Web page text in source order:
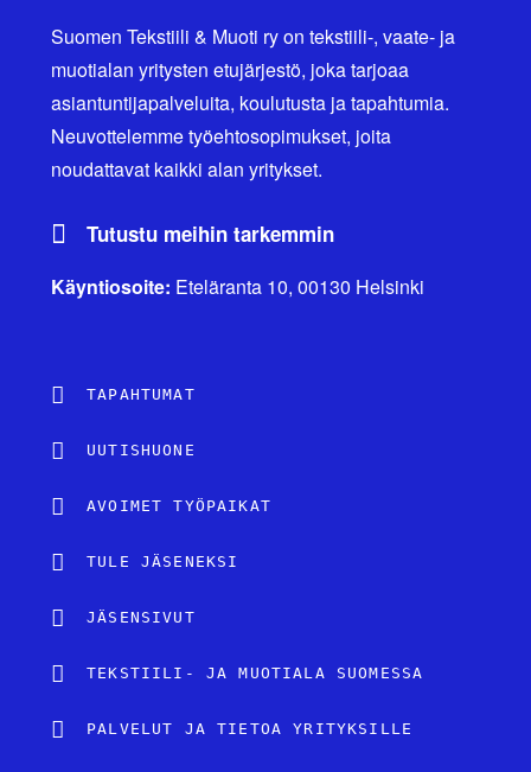
Suomen Tekstiili & Muoti ry on tekstiili-, vaate- ja
muotialan yritysten etujärjestö, joka tarjoaa
asiantuntijapalveluita, koulutusta ja tapahtumia.
Neuvottelemme työehtosopimukset, joita
noudattavat kaikki alan yritykset.
Tutustu meihin tarkemmin
Käyntiosoite: Eteläranta 10, 00130 Helsinki
TAPAHTUMAT
UUTISHUONE
AVOIMET TYÖPAIKAT
TULE JÄSENEKSI
JÄSENSIVUT
TEKSTIILI- JA MUOTIALA SUOMESSA
PALVELUT JA TIETOA YRITYKSILLE